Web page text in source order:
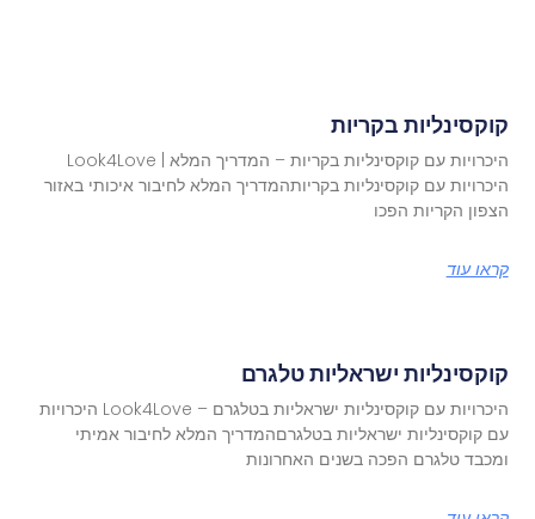
קוקסינליות בקריות
היכרויות עם קוקסינליות בקריות – המדריך המלא | Look4Love
היכרויות עם קוקסינליות בקריותהמדריך המלא לחיבור איכותי באזור
הצפון הקריות הפכו
קראו עוד
קוקסינליות ישראליות טלגרם
היכרויות עם קוקסינליות ישראליות בטלגרם – Look4Love היכרויות
עם קוקסינליות ישראליות בטלגרםהמדריך המלא לחיבור אמיתי
ומכבד טלגרם הפכה בשנים האחרונות